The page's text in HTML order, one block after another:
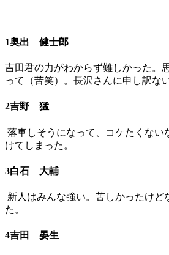
1奥出 健士郎
吉田君の力がわからず難しかった。
って（苦笑）。長沢さんに申し訳ない
2吉野 猛
落車しそうになって、コケたくない
けてしまった。
3白石 大輔
新人はみんな強い。苦しかったけど
た。
4吉田 晏生